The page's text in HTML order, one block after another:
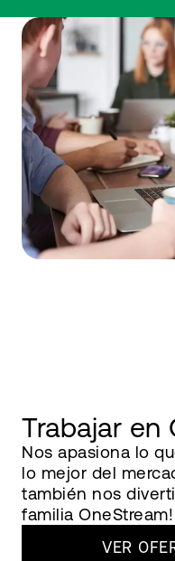
Trabajar en
Nos apasiona lo
lo mejor del
también nos
familia OneStream!
VER